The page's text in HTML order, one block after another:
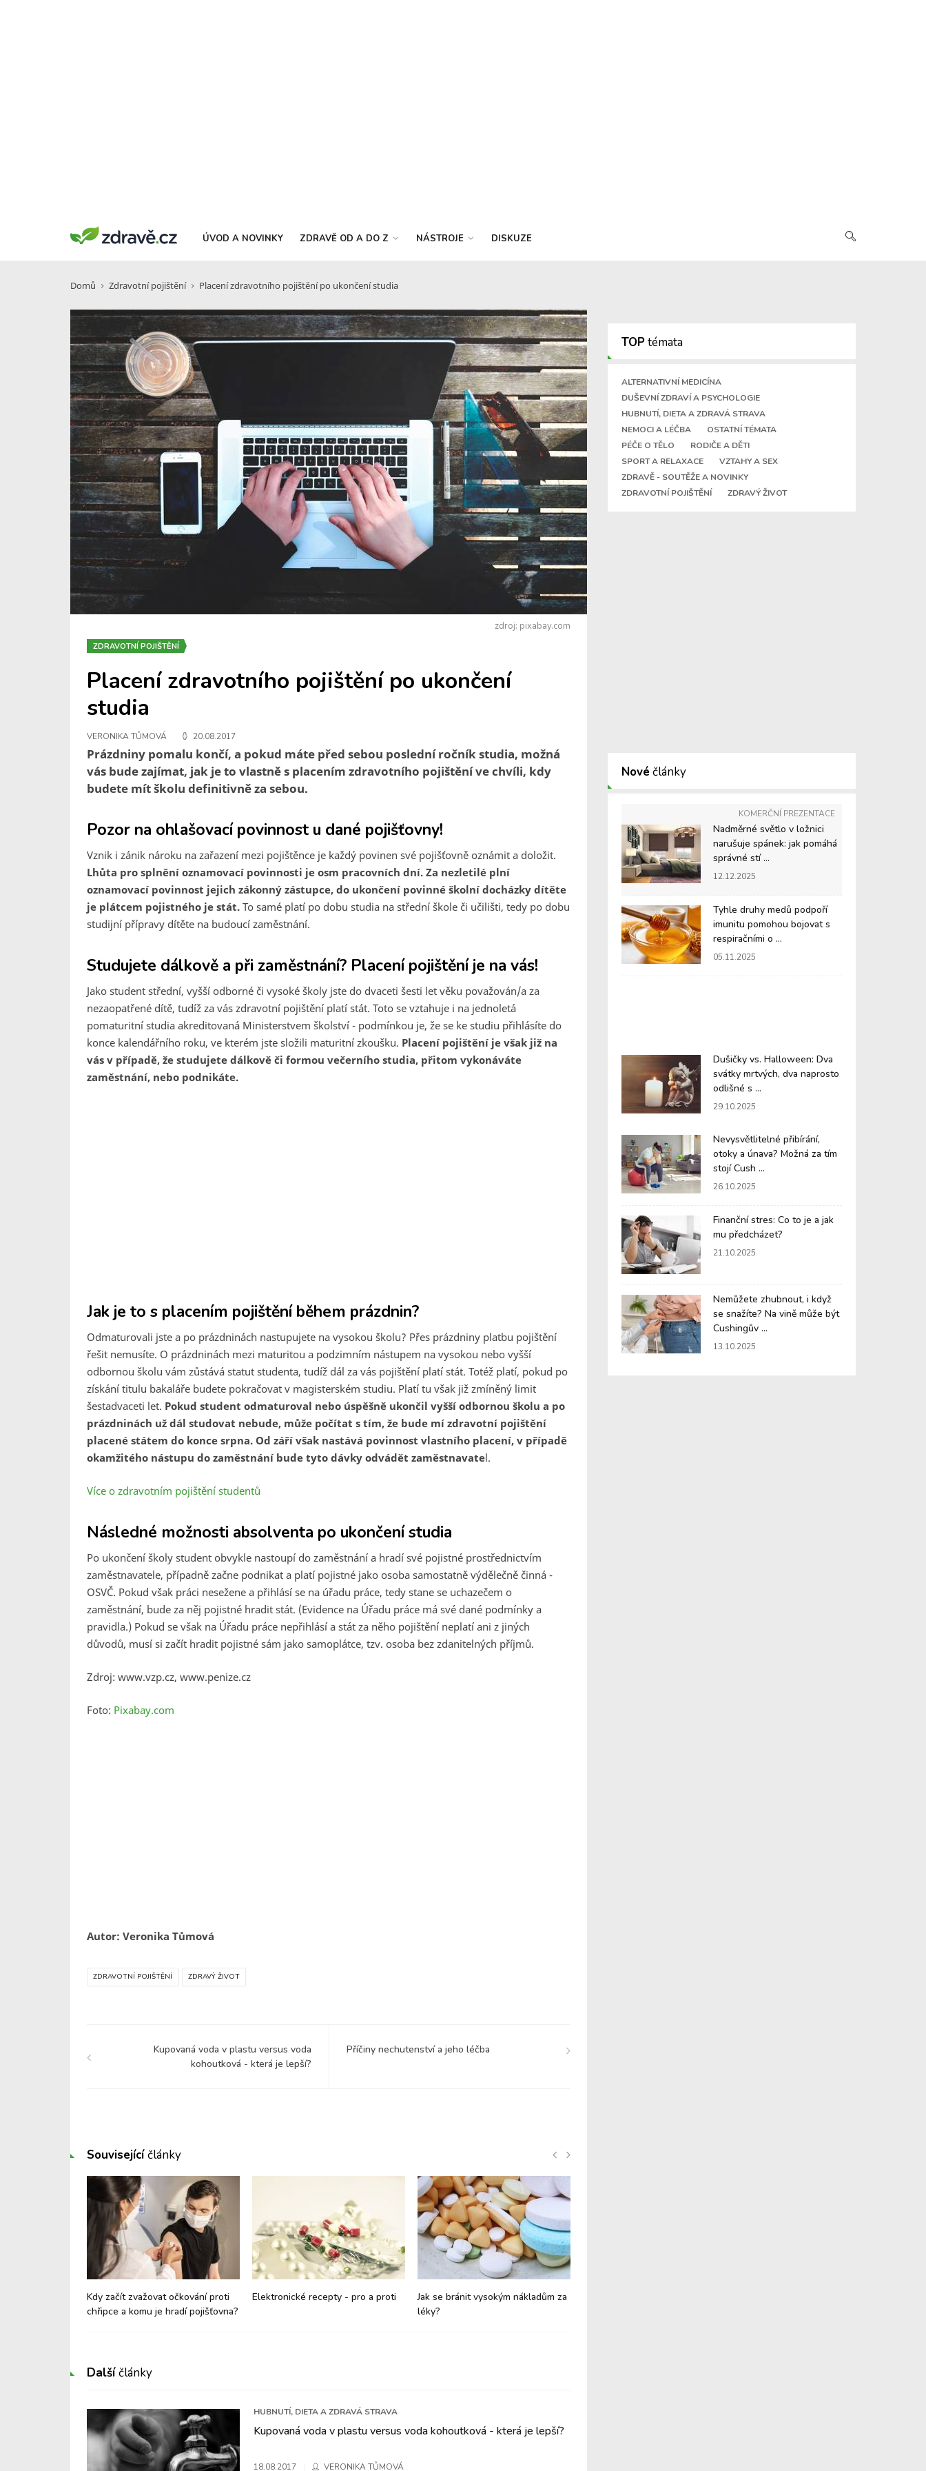
ÚVOD A NOVINKY ZDRAVĚ OD A DO Z NÁSTROJE DISKUZE
Domů Zdravotní pojištění Placení zdravotního pojištění po ukončení studia
zdroj: pixabay.com
ZDRAVOTNÍ POJIŠTĚNÍ
Placení zdravotního pojištění po ukončení
studia
VERONIKA TŮMOVÁ 20.08.2017
Prázdniny pomalu končí, a pokud máte před sebou poslední ročník studia, možná
vás bude zajímat, jak je to vlastně s placením zdravotního pojištění ve chvíli, kdy
budete mít školu definitivně za sebou.
Pozor na ohlašovací povinnost u dané pojišťovny!
Vznik i zánik nároku na zařazení mezi pojištěnce je každý povinen své pojišťovně oznámit a doložit.
Lhůta pro splnění oznamovací povinnosti je osm pracovních dní. Za nezletilé plní
oznamovací povinnost jejich zákonný zástupce, do ukončení povinné školní docházky dítěte
je plátcem pojistného je stát. To samé platí po dobu studia na střední škole či učilišti, tedy po dobu
studijní přípravy dítěte na budoucí zaměstnání.
Studujete dálkově a při zaměstnání? Placení pojištění je na vás!
Jako student střední, vyšší odborné či vysoké školy jste do dvaceti šesti let věku považován/a za
nezaopatřené dítě, tudíž za vás zdravotní pojištění platí stát. Toto se vztahuje i na jednoletá
pomaturitní studia akreditovaná Ministerstvem školství - podmínkou je, že se ke studiu přihlásíte do
konce kalendářního roku, ve kterém jste složili maturitní zkoušku. Placení pojištění je však již na
vás v případě, že studujete dálkově či formou večerního studia, přitom vykonáváte
zaměstnání, nebo podnikáte.
Jak je to s placením pojištění během prázdnin?
Odmaturovali jste a po prázdninách nastupujete na vysokou školu? Přes prázdniny platbu pojištění
řešit nemusíte. O prázdninách mezi maturitou a podzimním nástupem na vysokou nebo vyšší
odbornou školu vám zůstává statut studenta, tudíž dál za vás pojištění platí stát. Totéž platí, pokud po
získání titulu bakaláře budete pokračovat v magisterském studiu. Platí tu však již zmíněný limit
šestadvaceti let. Pokud student odmaturoval nebo úspěšně ukončil vyšší odbornou školu a po
prázdninách už dál studovat nebude, může počítat s tím, že bude mí zdravotní pojištění
placené státem do konce srpna. Od září však nastává povinnost vlastního placení, v případě
okamžitého nástupu do zaměstnání bude tyto dávky odvádět zaměstnavatel.
Více o zdravotním pojištění studentů
Následné možnosti absolventa po ukončení studia
Po ukončení školy student obvykle nastoupí do zaměstnání a hradí své pojistné prostřednictvím
zaměstnavatele, případně začne podnikat a platí pojistné jako osoba samostatně výdělečně činná -
OSVČ. Pokud však práci nesežene a přihlásí se na úřadu práce, tedy stane se uchazečem o
zaměstnání, bude za něj pojistné hradit stát. (Evidence na Úřadu práce má své dané podmínky a
pravidla.) Pokud se však na Úřadu práce nepřihlásí a stát za něho pojištění neplatí ani z jiných
důvodů, musí si začít hradit pojistné sám jako samoplátce, tzv. osoba bez zdanitelných příjmů.
Zdroj: www.vzp.cz, www.penize.cz
Foto: Pixabay.com
Autor: Veronika Tůmová
ZDRAVOTNÍ POJIŠTĚNÍ ZDRAVÝ ŽIVOT
Kupovaná voda v plastu versus voda
kohoutková - která je lepší?
Příčiny nechutenství a jeho léčba
TOPtémata
ALTERNATIVNÍ MEDICÍNA
DUŠEVNÍ ZDRAVÍ A PSYCHOLOGIE
HUBNUTÍ, DIETA A ZDRAVÁ STRAVA
NEMOCI A LÉČBA
OSTATNÍ TÉMATA
PÉČE O TĚLO
RODIČE A DĚTI
SPORT A RELAXACE
VZTAHY A SEX
ZDRAVĚ - SOUTĚŽE A NOVINKY
ZDRAVOTNÍ POJIŠTĚNÍ
ZDRAVÝ ŽIVOT
Nové články
KOMERČNÍ PREZENTACE
Nadměrné světlo v ložnici
narušuje spánek: jak pomáhá
správné stí ...
12.12.2025
Tyhle druhy medů podpoří
imunitu pomohou bojovat s
respiračními o ...
05.11.2025
Dušičky vs. Halloween: Dva
svátky mrtvých, dva naprosto
odlišné s ...
29.10.2025
Nevysvětlitelné přibírání,
otoky a únava? Možná za tím
stojí Cush ...
26.10.2025
Finanční stres: Co to je a jak
mu předcházet?
21.10.2025
Nemůžete zhubnout, i když
se snažíte? Na vině může být
Cushingův ...
13.10.2025
Souvisejícíčlánky
Kdy začít zvažovat očkování proti
chřipce a komu je hradí pojišťovna?
Elektronické recepty - pro a proti
Jak se bránit vysokým nákladům za
léky?
Dalšíčlánky
HUBNUTÍ, DIETA A ZDRAVÁ STRAVA
Kupovaná voda v plastu versus voda kohoutková - která je lepší?
18.08.2017 VERONIKA TŮMOVÁ